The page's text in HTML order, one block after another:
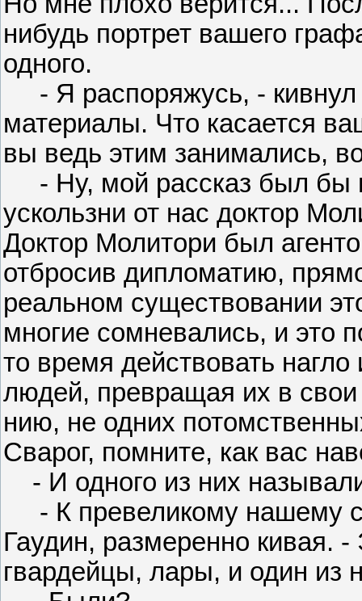
нибудь портрет вашего
одного.
- Я распоряжусь, - кивнул
материалы. Что касается
вы ведь этим занимались,
- Ну, мой рассказ был бы
ускользни от нас доктор
Доктор Молитори был
отбросив дипломатию,
реальном существовании
многие сомневались, и это
то время действовать
людей, превращая их в
нию, не одних
Сварог, помните, как вас
- И одного из них
- К превеликому нашему
Гаудин, размеренно кивая.
гвардейцы, лары, и один из